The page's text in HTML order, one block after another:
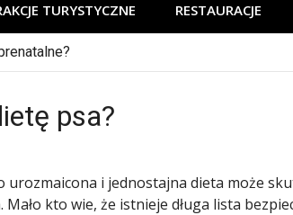
TURYSTYCZNE RESTAURACJE
psa?
urozmaicona i jednostajna dieta może
kto wie, że istnieje długa lista